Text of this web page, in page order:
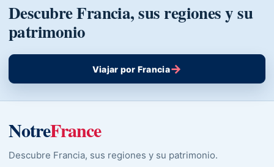
Descubre Francia, sus regiones y su
patrimonio
Viajar por Francia→
NotreFrance
Descubre Francia, sus regiones y su patrimonio.